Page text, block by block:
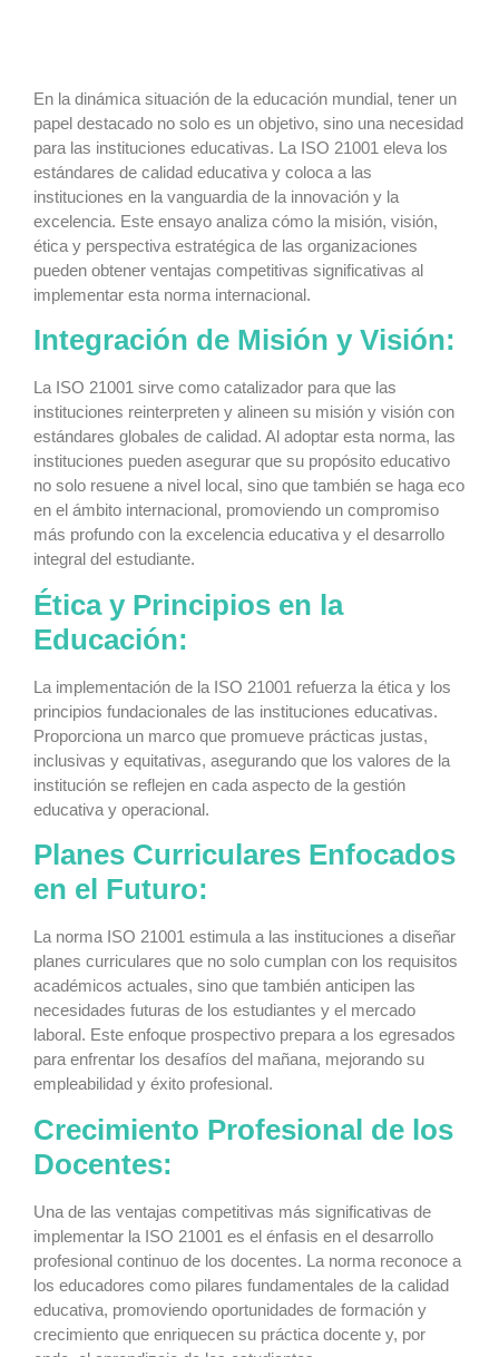
En la dinámica situación de la educación mundial, tener un
papel destacado no solo es un objetivo, sino una necesidad
para las instituciones educativas. La ISO 21001 eleva los
estándares de calidad educativa y coloca a las
instituciones en la vanguardia de la innovación y la
excelencia. Este ensayo analiza cómo la misión, visión,
ética y perspectiva estratégica de las organizaciones
pueden obtener ventajas competitivas significativas al
implementar esta norma internacional.
Integración de Misión y Visión:
La ISO 21001 sirve como catalizador para que las
instituciones reinterpreten y alineen su misión y visión con
estándares globales de calidad. Al adoptar esta norma, las
instituciones pueden asegurar que su propósito educativo
no solo resuene a nivel local, sino que también se haga eco
en el ámbito internacional, promoviendo un compromiso
más profundo con la excelencia educativa y el desarrollo
integral del estudiante.
Ética y Principios en la
Educación:
La implementación de la ISO 21001 refuerza la ética y los
principios fundacionales de las instituciones educativas.
Proporciona un marco que promueve prácticas justas,
inclusivas y equitativas, asegurando que los valores de la
institución se reflejen en cada aspecto de la gestión
educativa y operacional.
Planes Curriculares Enfocados
en el Futuro:
La norma ISO 21001 estimula a las instituciones a diseñar
planes curriculares que no solo cumplan con los requisitos
académicos actuales, sino que también anticipen las
necesidades futuras de los estudiantes y el mercado
laboral. Este enfoque prospectivo prepara a los egresados
para enfrentar los desafíos del mañana, mejorando su
empleabilidad y éxito profesional.
Crecimiento Profesional de los
Docentes:
Una de las ventajas competitivas más significativas de
implementar la ISO 21001 es el énfasis en el desarrollo
profesional continuo de los docentes. La norma reconoce a
los educadores como pilares fundamentales de la calidad
educativa, promoviendo oportunidades de formación y
crecimiento que enriquecen su práctica docente y, por